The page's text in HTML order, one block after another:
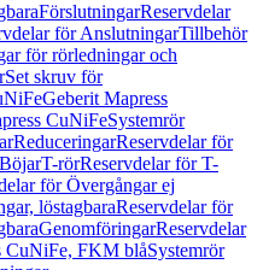
FörslutningarReservdelar
för AnslutningarTillbehör
för rörledningar och
Set skruv för
Geberit Mapress
CuNiFeSystemrör
ReduceringarReservdelar för
T-rörReservdelar för T-
för Övergångar ej
löstagbaraReservdelar för
GenomföringarReservdelar
CuNiFe, FKM blåSystemrör